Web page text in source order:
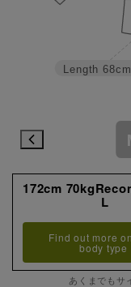
Length 68cm
172cm
L
Find out more
body type
あくまでもサ